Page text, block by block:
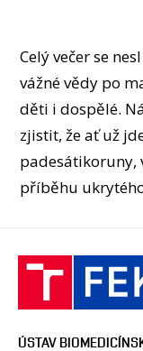
Celý večer se
vážné vědy po
děti i dospělé.
zjistit, že ať už
padesátikoruny,
příběhu
ÚSTAV